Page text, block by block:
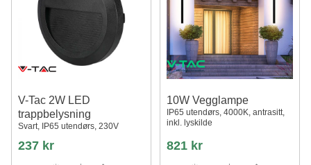
V-Tac 2W LED
trappbelysning
Svart, IP65 utendørs, 230V
237 kr
10W Vegglampe
IP65 utendørs, 4000K, antrasitt,
inkl. lyskilde
821 kr